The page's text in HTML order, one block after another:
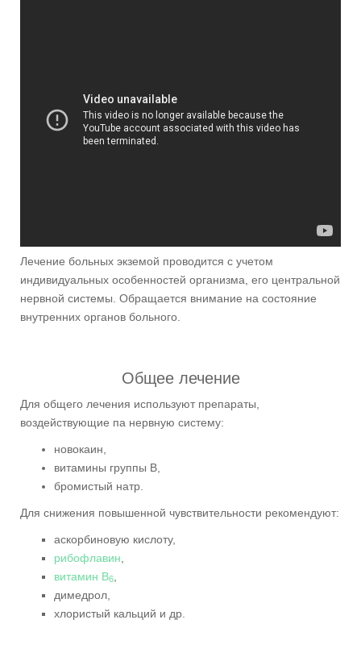
Лечение больных экземой проводится с учетом
индивидуальных особенностей организма, его центральной
нервной системы. Обращается внимание на состояние
внутренних органов больного.
Общее лечение
Для общего лечения используют препараты,
воздействующие па нервную систему:
новокаин,
витамины группы В,
бромистый натр.
Для снижения повышенной чувствительности рекомендуют:
аскорбиновую кислоту,
рибофлавин
витамин B6
димедрол,
хлористый кальций и др.